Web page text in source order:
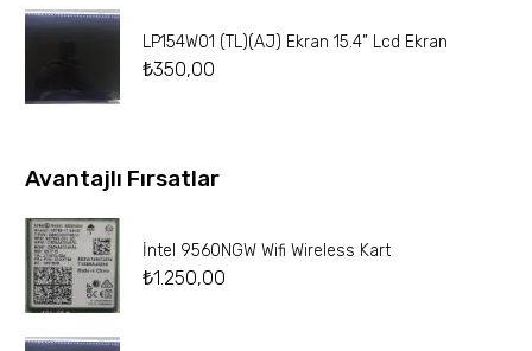
LP154W01 (TL)(AJ) Ekran 15.4” Lcd Ekran
₺350,00
Avantajlı Fırsatlar
İntel 9560NGW Wifi Wireless Kart
₺1.250,00